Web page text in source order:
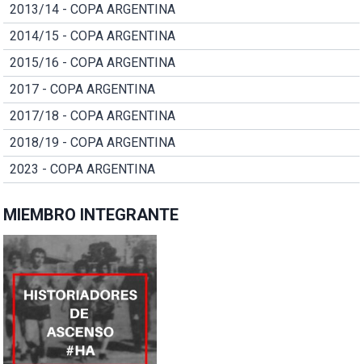
2013/14 - COPA ARGENTINA
2014/15 - COPA ARGENTINA
2015/16 - COPA ARGENTINA
2017 - COPA ARGENTINA
2017/18 - COPA ARGENTINA
2018/19 - COPA ARGENTINA
2023 - COPA ARGENTINA
MIEMBRO INTEGRANTE